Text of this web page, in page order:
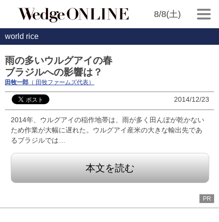
8/8(土)
world rice
雨の多いウルグアイの春
ブラジルへの影響は？
田牧一郎 （ 田牧ファームズ代表）
2014/12/23
2014年、ウルグアイの稲作地帯は、雨が多く田んぼが乾かない
ため作業が大幅に遅れた。ウルグアイ産米の大きな輸出先であ
るブラジルでは…
本文を読む
PR